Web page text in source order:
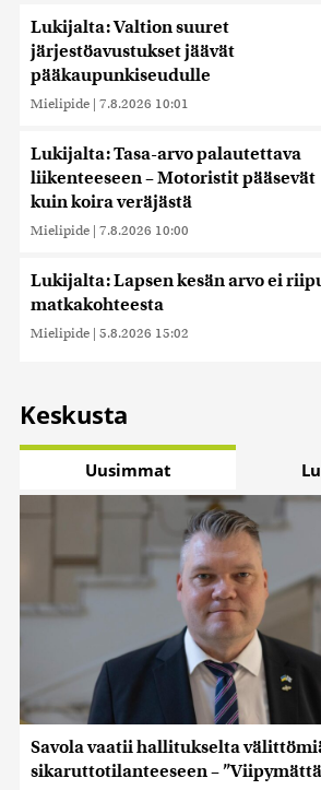
Lukijalta: Valtion suuret
järjestöavustukset jäävät
pääkaupunkiseudulle
Mielipide | 7.8.2026 10:01
Lukijalta: Tasa-arvo palautettava
liikenteeseen – Motoristit pääsevät
kuin koira veräjästä
Mielipide | 7.8.2026 10:00
Lukijalta: Lapsen kesän arvo ei
matkakohteesta
Mielipide | 5.8.2026 15:02
Keskusta
Uusimmat
Savola vaatii hallitukselta
sikaruttotilanteeseen –